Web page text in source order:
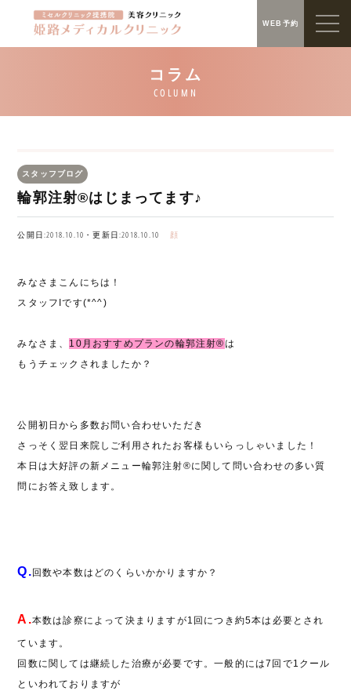
WEB予約
スタッフブログ
輪郭注射®はじまってます♪
公開日:2018.10.10・更新日:2018.10.10 顔
みなさまこんにちは！
スタッフIです(*^^)
みなさま、 10月おすすめプランの輪郭注射®は
もうチェックされましたか？
公開初日から多数お問い合わせいただき
さっそく翌日来院しご利用されたお客様もいらっしゃいました！
本日は大好評の新メニュー輪郭注射®に関して問い合わせの多い質
問にお答え致します。
Q. 回数や本数はどのくらいかかりますか？
A.本数は診察によって決まりますが1回につき約5本は必要とされ
ています。
回数に関しては継続した治療が必要です。一般的には7回で1クール
といわれておりますが